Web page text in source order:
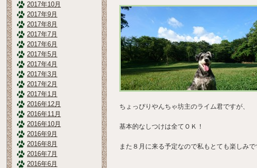
ちょっぴりやんちゃ坊主のライム君ですが、
基本的なしつけは全てＯＫ！
また８月に来る予定なので私もとても楽しみで
2017年10月
2017年9月
2017年8月
2017年7月
2017年6月
2017年5月
2017年4月
2017年3月
2017年2月
2017年1月
2016年12月
2016年11月
2016年10月
2016年9月
2016年8月
2016年7月
2016年6月